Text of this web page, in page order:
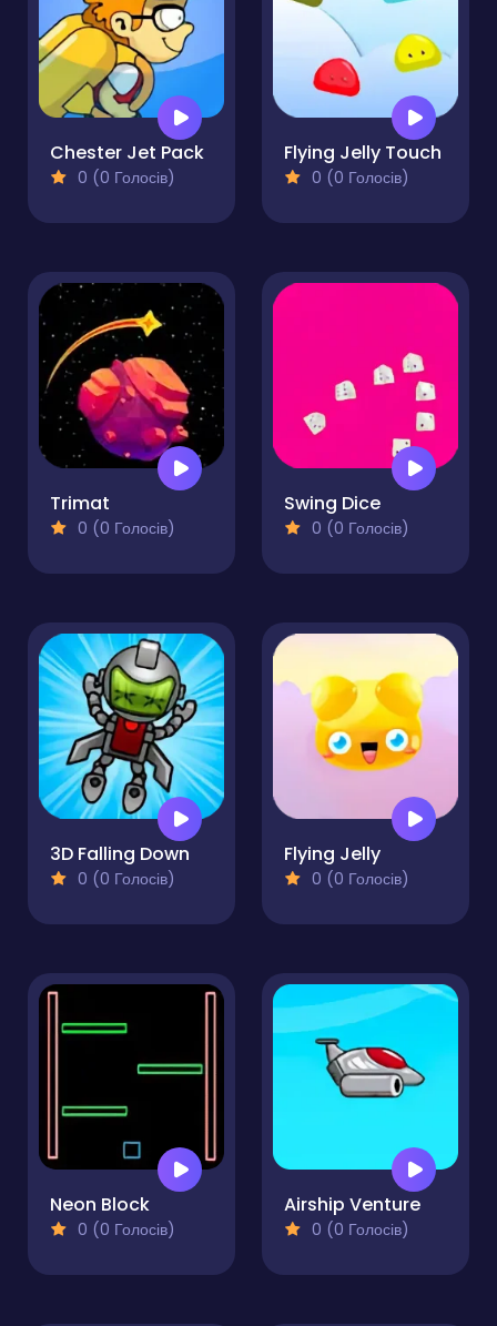
Chester Jet Pack
0 (0 Голосів)
Flying Jelly Touch
0 (0 Голосів)
Trimat
0 (0 Голосів)
Swing Dice
0 (0 Голосів)
3D Falling Down
0 (0 Голосів)
Flying Jelly
0 (0 Голосів)
Neon Block
0 (0 Голосів)
Airship Venture
0 (0 Голосів)